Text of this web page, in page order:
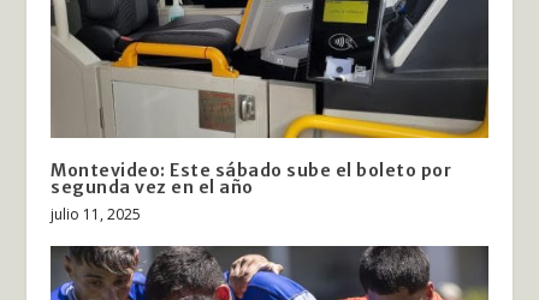
Montevideo: Este sábado sube el boleto por
segunda vez en el año
julio 11, 2025